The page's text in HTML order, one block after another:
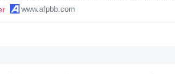
www.afpbb.com